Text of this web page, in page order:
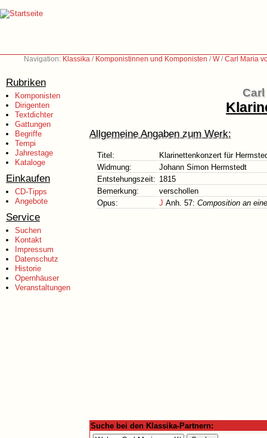
Navigation: Klassika / Komponistinnen und Komponisten /W/Carl Maria
Rubriken
Komponisten
Dirigenten
Textdichter
Gattungen
Begriffe
Tempi
Jahrestage
Kataloge
Einkaufen
CD-Tipps
Angebote
Service
Suchen
Kontakt
Impressum
Datenschutz
Historie
Opernhäuser
Veranstaltungen
Carl
Allgemeine Angaben zum Werk:
Titel:
Klarinettenkonzert für
Widmung:
Johann Simon Hermstedt
Entstehungszeit: 1815
Bemerkung:
verschollen
Opus:
J Anh. 57: Composition an
Suche bei den Klassika-Partnern: